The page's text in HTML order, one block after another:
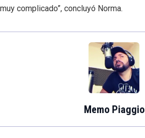
muy complicado”, concluyó Norma.
Memo Piaggio